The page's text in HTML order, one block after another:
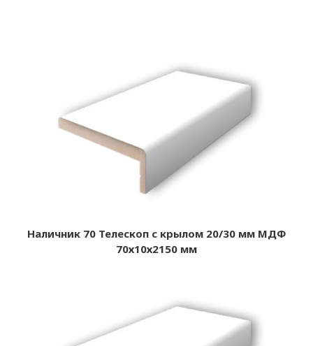
Наличник 70 Телескоп с крылом 20/30 мм МДФ
70х10х2150 мм